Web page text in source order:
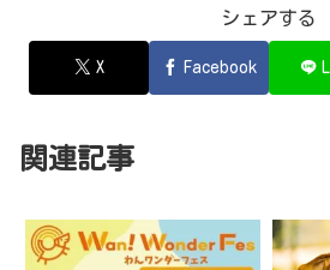
シェアする
X Facebook
関連記事